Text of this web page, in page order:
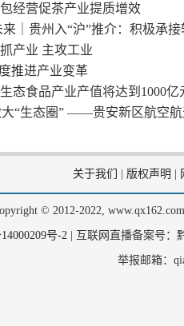
经营促茶产业提质增效
来｜贵州入“沪”推介：积极承
产业 主攻工业
推进产业变革
态食品产业产值将达到1000亿
大“生态圈” ——贵安新区航空
关于我们 版权声明
© 2012-2022,
号-2| 互联网直播备案号：
举报邮箱：